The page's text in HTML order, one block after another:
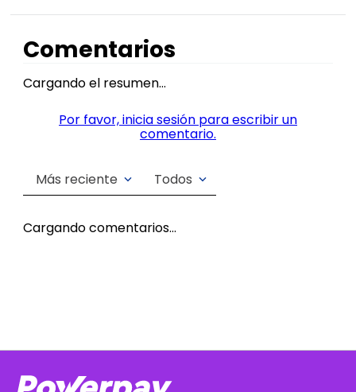
Comentarios
Cargando el resumen…
Por favor, inicia sesión para escribir un
comentario.
Más reciente Todos
Cargando comentarios…